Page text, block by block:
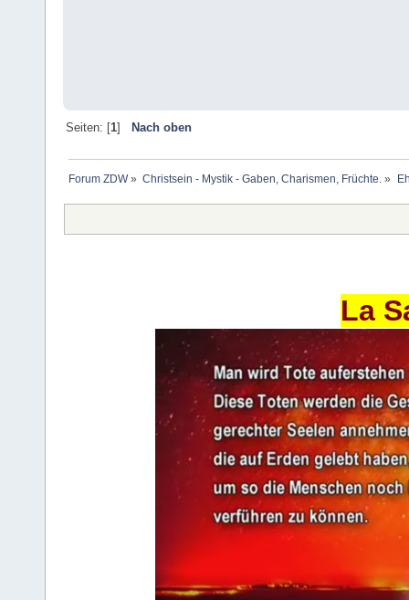
Seiten: [1] Nach oben
Forum ZDW» Christsein - Mystik - Gaben, Charismen, Früchte. »
La